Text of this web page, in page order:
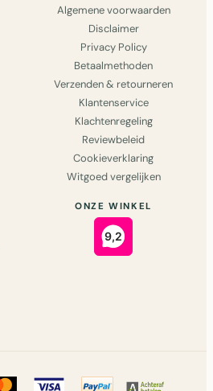
Algemene voorwaarden
Disclaimer
Privacy Policy
Betaalmethoden
Verzenden & retourneren
Klantenservice
Klachtenregeling
Reviewbeleid
Cookieverklaring
Witgoed vergelijken
ONZE WINKEL